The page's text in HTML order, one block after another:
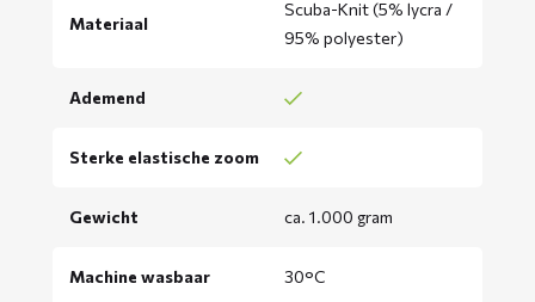
Materiaal
Scuba-Knit (5% lycra /
95% polyester)
Ademend
Sterke elastische zoom
Gewicht ca. 1.000 gram
Machine wasbaar 30°C